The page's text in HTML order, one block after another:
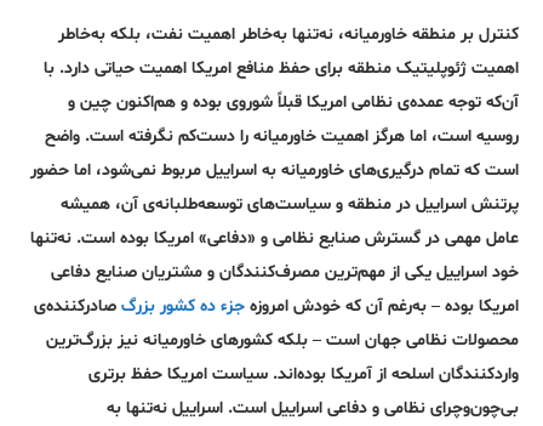
کنترل بر منطقه خاورمیانه، نه‌تنها به‌خاطر اهمیت نفت، بلکه به‌خاطر
اهمیت ژئوپلیتیک منطقه برای حفظ منافع امریکا اهمیت حیاتی دارد. با
آن‌که توجه عمده‌ی نظامی امریکا قبلاً شوروی بوده و هم‌اکنون چین و
روسیه است، اما هرگز اهمیت خاورمیانه را دست‌کم نگرفته است. واضح
است که تمام درگیری‌های خاورمیانه به اسراییل مربوط نمی‌شود، اما حضور
پر‌تنش اسراییل در منطقه و سیاست‌های توسعه‌طلبانه‌ی آن، همیشه
عامل مهمی در گسترش صنایع نظامی و «دفاعی» امریکا بوده است. نه‌تنها
خود اسراییل یکی از مهم‌ترین مصرف‌کنندگان و مشتریان صنایع دفاعی
امریکا بوده – به‌رغم آن که خودش امروزه جزء ده کشور بزرگ صادر‌کننده‌ی
محصولات نظامی جهان است – بلکه کشورهای خاورمیانه نیز بزرگ‌ترین
وارد‌کنندگان اسلحه از آمریکا بوده‌اند. سیاست امریکا حفظ برتری
بی‌چون‌و‌چرای نظامی و دفاعی اسراییل است. اسراییل نه‌تنها به